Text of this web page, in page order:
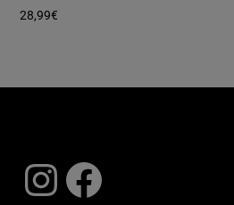
28,99€
Instagram
Facebook